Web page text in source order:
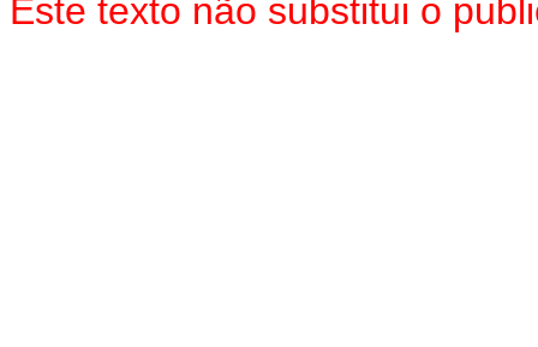
Este texto não substitui o